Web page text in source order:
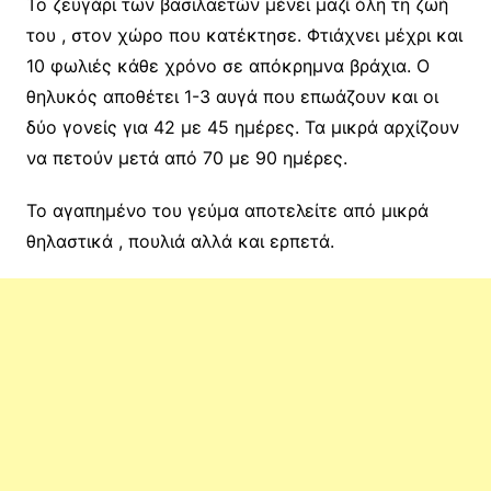
του , στον χώρο που κατέκτησε. Φτιάχνει μέχρι και
10 φωλιές κάθε χρόνο σε απόκρημνα βράχια. Ο
θηλυκός αποθέτει 1-3 αυγά που επωάζουν και οι
δύο γονείς για 42 με 45 ημέρες. Τα μικρά αρχίζουν
να πετούν μετά από 70 με 90 ημέρες.
Το αγαπημένο του γεύμα αποτελείτε από μικρά
θηλαστικά , πουλιά αλλά και ερπετά.